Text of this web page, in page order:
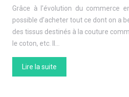
Grâce à l’évolution du commerce
possible d’acheter tout ce dont on a
des tissus destinés à la couture
le coton, etc. Il…
Lire la suite